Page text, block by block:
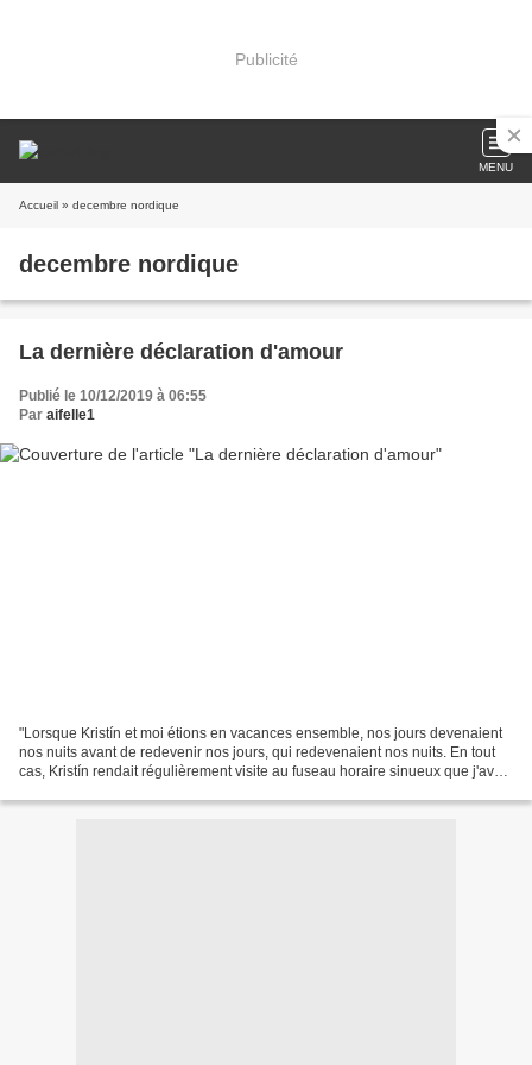
Publicité
MENU
Accueil » decembre nordique
decembre nordique
La dernière déclaration d'amour
Publié le 10/12/2019 à 06:55
Par aifelle1
"Lorsque Kristín et moi étions en vacances ensemble, nos jours devenaient
nos nuits avant de redevenir nos jours, qui redevenaient nos nuits. En tout
cas, Kristín rendait régulièrement visite au fuseau horaire sinueux que j'avais